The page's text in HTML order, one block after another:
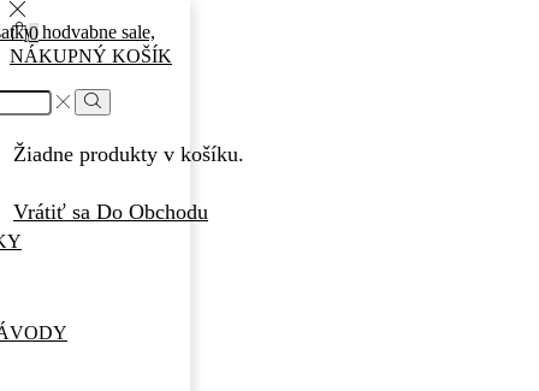
Search
0
NÁKUPNÝ KOŠÍK
Žiadne produkty v košíku.
Vrátiť sa Do Obchodu